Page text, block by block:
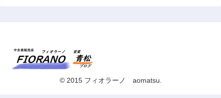
© 2015 フィオラーノ aomatsu.